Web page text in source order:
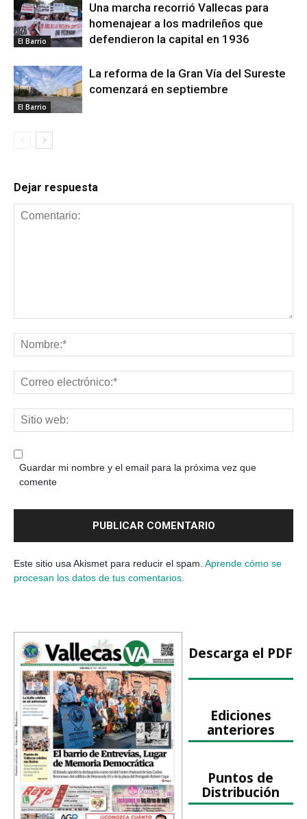
El Barrio
Una marcha recorrió Vallecas para
homenajear a los madrileños que
defendieron la capital en 1936
El Barrio
La reforma de la Gran Vía del Sureste
comenzará en septiembre
Dejar respuesta
Guardar mi nombre y el email para la próxima vez que
comente
Este sitio usa Akismet para reducir el spam. Aprende cómo se
procesan los datos de tus comentarios.
Descarga el PDF
Ediciones
anteriores
Puntos de
Distribución